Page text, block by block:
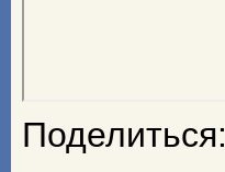
Поделиться: